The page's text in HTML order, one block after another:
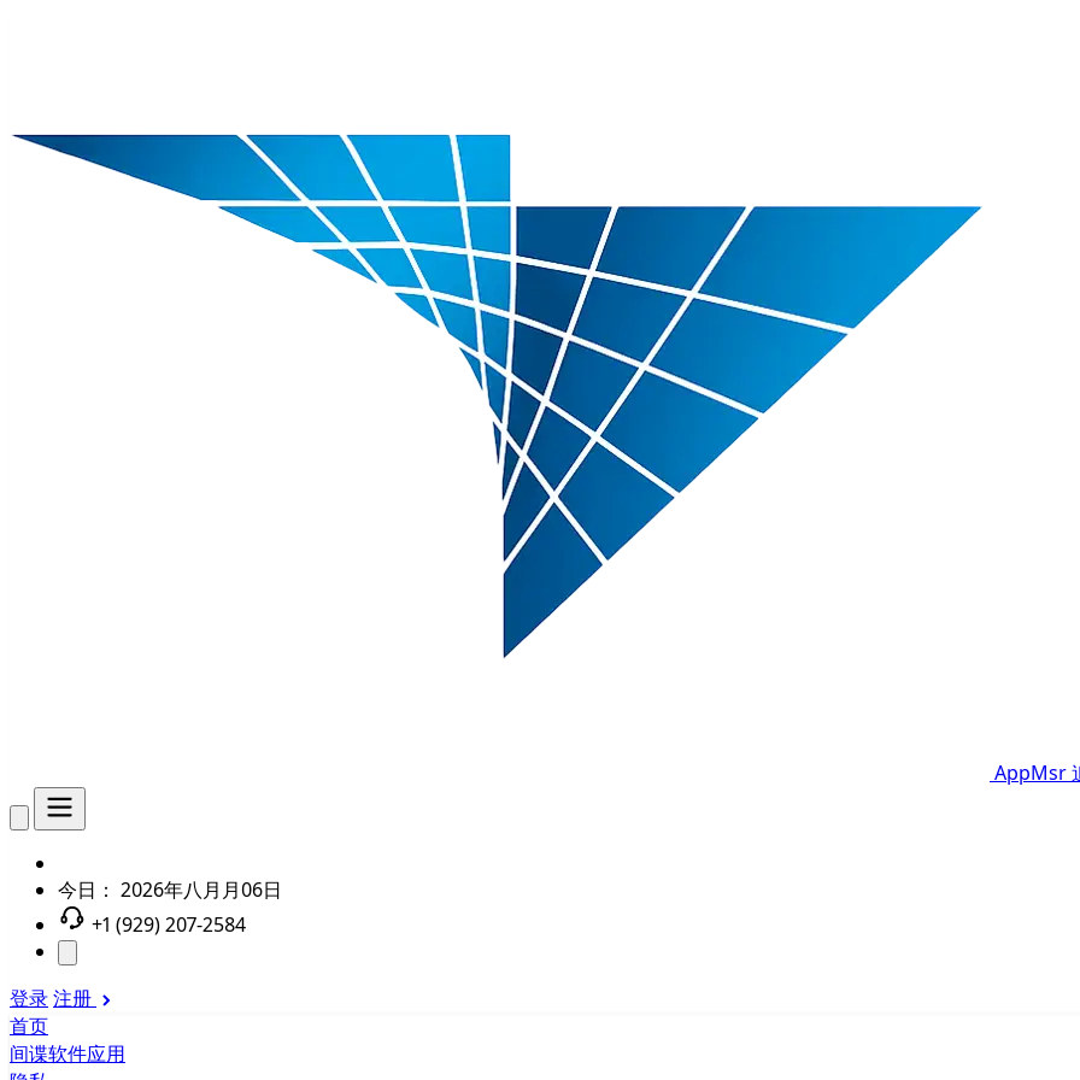
AppMsr
今日： 2026年八月月06日
+1 (929) 207-2584
登录注册
首页
间谍软件应用